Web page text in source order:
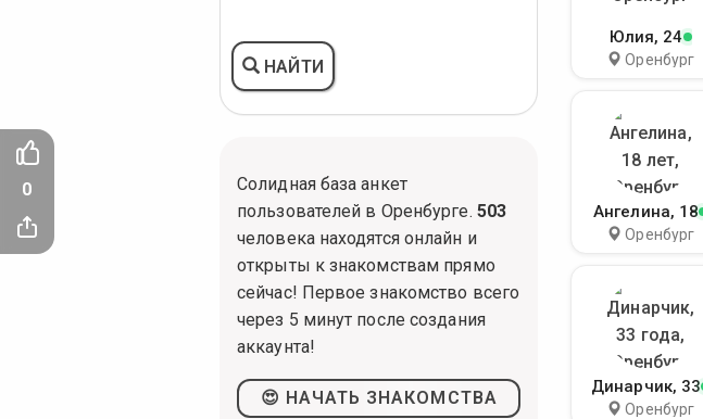
НАЙТИ
Солидная база анкет
пользователей в Оренбурге. 503
человека находятся онлайн и
открыты к знакомствам прямо
сейчас! Первое знакомство всего
через 5 минут после создания
аккаунта!
😍 НАЧАТЬ ЗНАКОМСТВА
Юлия, 24
Оренбург
Ангелина, 18
Оренбург
Динарчик, 33
Оренбург
0